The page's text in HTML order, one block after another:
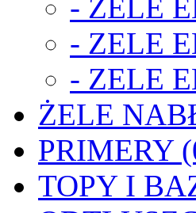
- ZELE
- ZELE
- ZELE
ŻELE
PRIMERY
TOPY I